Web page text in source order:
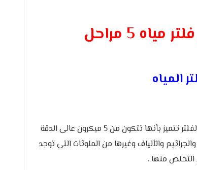
5 مراحل
المياه
لان المرحلة الأولى تكون أكثر دقة فى الفلتر تتميز بأنها تتكون من 5 ميكرون عالى الدقة
والألياف وغيرها من الملوثات التى توجد
التخلص منها .